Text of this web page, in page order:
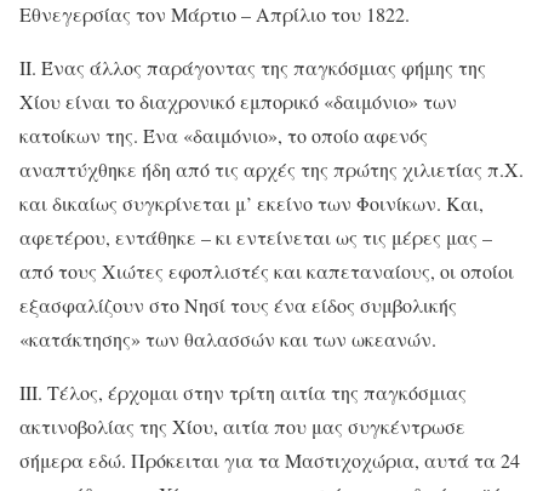
Εθνεγερσίας τον Μάρτιο – Απρίλιο του 1822.
ΙΙ. Ένας άλλος παράγοντας της παγκόσμιας φήμης της
Χίου είναι το διαχρονικό εμπορικό «δαιμόνιο» των
κατοίκων της. Ένα «δαιμόνιο», το οποίο αφενός
αναπτύχθηκε ήδη από τις αρχές της πρώτης χιλιετίας π.Χ.
και δικαίως συγκρίνεται μ’ εκείνο των Φοινίκων. Και,
αφετέρου, εντάθηκε – κι εντείνεται ως τις μέρες μας –
από τους Χιώτες εφοπλιστές και καπεταναίους, οι οποίοι
εξασφαλίζουν στο Νησί τους ένα είδος συμβολικής
«κατάκτησης» των θαλασσών και των ωκεανών.
ΙΙΙ. Τέλος, έρχομαι στην τρίτη αιτία της παγκόσμιας
ακτινοβολίας της Χίου, αιτία που μας συγκέντρωσε
σήμερα εδώ. Πρόκειται για τα Μαστιχοχώρια, αυτά τα 24